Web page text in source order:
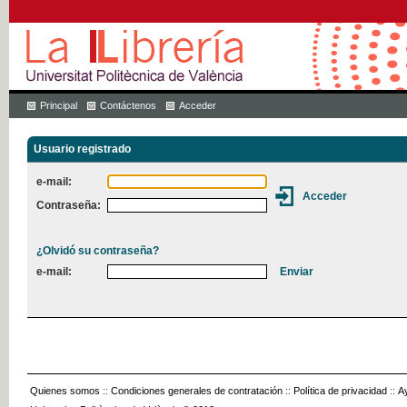
Principal Contáctenos Acceder
Usuario registrado
e-mail:
Contraseña:
¿Olvidó su contraseña?
e-mail:
Quienes somos :: Condiciones generales de contratación :: Política de privacidad ::